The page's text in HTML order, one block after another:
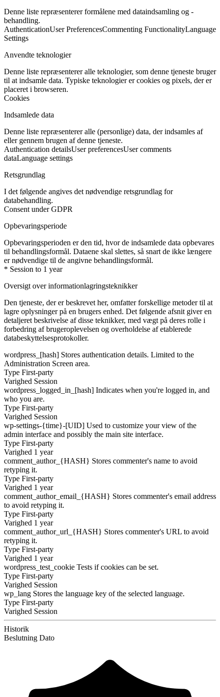
Denne liste repræsenterer formålene med dataindsamling og -
behandling.
AuthenticationUser PreferencesCommenting FunctionalityLanguage
Settings
Anvendte teknologier
Denne liste repræsenterer alle teknologier, som denne tjeneste bruger
til at indsamle data. Typiske teknologier er cookies og pixels, der er
placeret i browseren.
Cookies
Indsamlede data
Denne liste repræsenterer alle (personlige) data, der indsamles af
eller gennem brugen af denne tjeneste.
Authentication detailsUser preferencesUser comments
dataLanguage settings
Retsgrundlag
I det følgende angives det nødvendige retsgrundlag for
databehandling.
Consent under GDPR
Opbevaringsperiode
Opbevaringsperioden er den tid, hvor de indsamlede data opbevares
til behandlingsformål. Dataene skal slettes, så snart de ikke længere
er nødvendige til de angivne behandlingsformål.
* Session to 1 year
Oversigt over informationlagringsteknikker
Den tjeneste, der er beskrevet her, omfatter forskellige metoder til at
lagre oplysninger på en brugers enhed. Det følgende afsnit giver en
detaljeret beskrivelse af disse teknikker, med vægt på deres rolle i
forbedring af brugeroplevelsen og overholdelse af etablerede
databeskyttelsesprotokoller.
wordpress_[hash] Stores authentication details. Limited to the
Administration Screen area.
Type First-party
Varighed Session
wordpress_logged_in_[hash] Indicates when you're logged in, and
who you are.
Type First-party
Varighed Session
wp-settings-{time}-[UID] Used to customize your view of the
admin interface and possibly the main site interface.
Type First-party
Varighed 1 year
comment_author_{HASH} Stores commenter's name to avoid
retyping it.
Type First-party
Varighed 1 year
comment_author_email_{HASH} Stores commenter's email address
to avoid retyping it.
Type First-party
Varighed 1 year
comment_author_url_{HASH} Stores commenter's URL to avoid
retyping it.
Type First-party
Varighed 1 year
wordpress_test_cookie Tests if cookies can be set.
Type First-party
Varighed Session
wp_lang Stores the language key of the selected language.
Type First-party
Varighed Session
Historik
Beslutning Dato